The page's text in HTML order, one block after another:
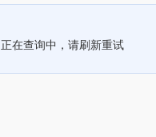
正在查询中，请刷新重试